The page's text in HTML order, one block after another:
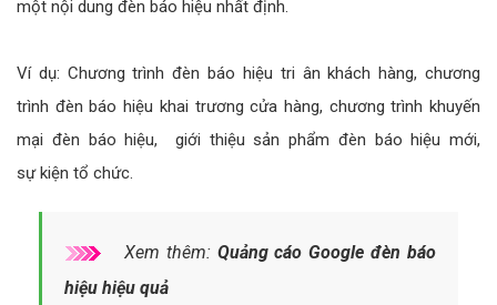
một nội dung đèn báo hiệu nhất định.
Ví dụ: Chương trình đèn báo hiệu tri ân khách hàng, chương
trình đèn báo hiệu khai trương cửa hàng, chương trình khuyến
mại đèn báo hiệu, giới thiệu sản phẩm đèn báo hiệu mới,
sự kiện tổ chức.
Xem thêm: Quảng cáo Google đèn báo
hiệu hiệu quả